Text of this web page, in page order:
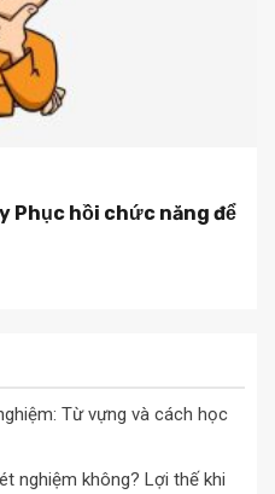
Phục hồi chức năng để
Từ vựng và cách học
nghiệm không? Lợi thế khi